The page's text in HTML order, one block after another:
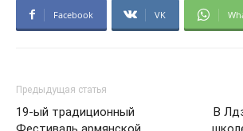
Facebook VK
Предыдущая статья
19-ый традиционный
В